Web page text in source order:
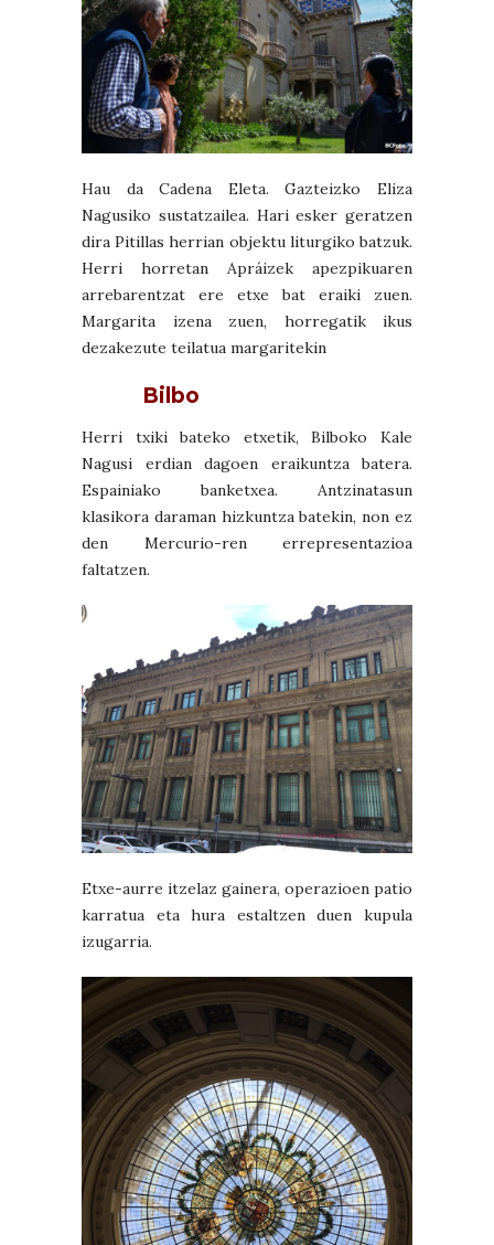
Hau da Cadena Eleta. Gazteizko Eliza
Nagusiko sustatzailea. Hari esker geratzen
dira Pitillas herrian objektu liturgiko batzuk.
Herri horretan Apráizek apezpikuaren
arrebarentzat ere etxe bat eraiki zuen.
Margarita izena zuen, horregatik ikus
dezakezute teilatua margaritekin
Bilbo
Herri txiki bateko etxetik, Bilboko Kale
Nagusi erdian dagoen eraikuntza batera.
Espainiako banketxea. Antzinatasun
klasikora daraman hizkuntza batekin, non ez
den Mercurio-ren errepresentazioa
faltatzen.
Etxe-aurre itzelaz gainera, operazioen patio
karratua eta hura estaltzen duen kupula
izugarria.